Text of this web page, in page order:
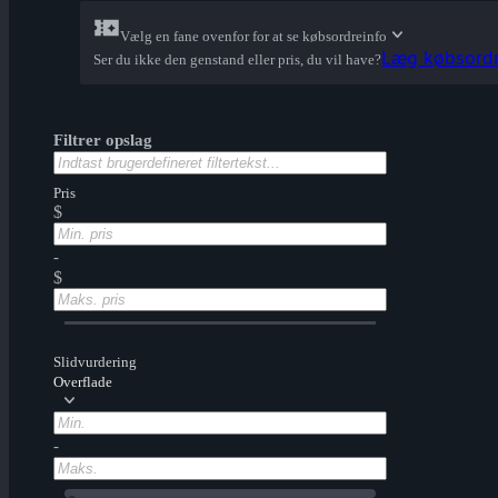
Vælg en fane ovenfor for at se købsordreinfo
Ser du ikke den genstand eller pris, du vil have?Læg
Filtrer opslag
Pris
$
-
$
Slidvurdering
Overflade
-